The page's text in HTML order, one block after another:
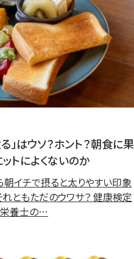
」はウソ？ホント？朝食に果
トによくないのか
朝イチで摂ると太りやすい印象
れともただのウワサ？ 健康検定
養士の…